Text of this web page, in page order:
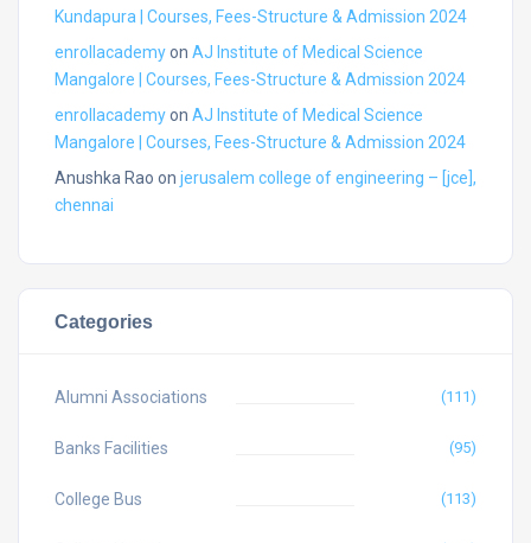
Kundapura | Courses, Fees-Structure & Admission 2024
enrollacademyon AJ Institute of Medical Science
Mangalore | Courses, Fees-Structure & Admission 2024
enrollacademyon AJ Institute of Medical Science
Mangalore | Courses, Fees-Structure & Admission 2024
Anushka Rao on jerusalem college of engineering – [jce],
chennai
Categories
Alumni Associations (111)
Banks Facilities (95)
College Bus (113)